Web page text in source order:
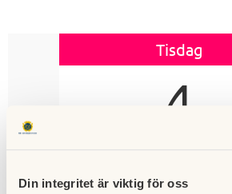
Din integritet är viktig för oss
Tisdag
4
Lägg till i min kalender